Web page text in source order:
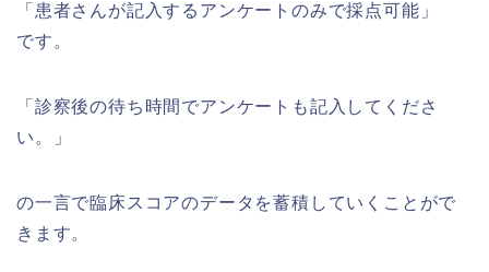
「患者さんが記入するアンケートのみで採点可能」
です。
「診察後の待ち時間でアンケートも記入してくださ
い。」
の一言で臨床スコアのデータを蓄積していくことがで
きます。